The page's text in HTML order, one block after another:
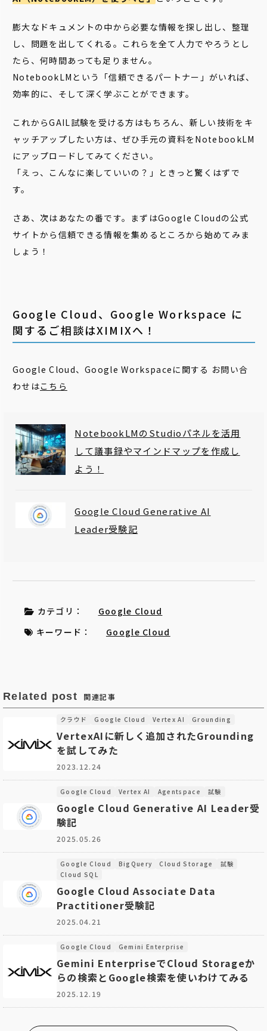
膨大なドキュメントの中から必要な情報を探し出し、整理
し、問題を出してくれる。これらを全て人力でやろうとし
たら、何時間あっても足りません。
NotebookLMという「信頼できるパートナー」がいれば、
効率的に、そして深く学ぶことができます。
これからGAIL試験を受ける方はもちろん、新しい技術をキ
ャッチアップしたい方は、ぜひ手元の資料をNotebookLM
にアップロードしてみてください。
「えっ、こんなに楽していいの？」ときっと驚くはずで
す。
さあ、次はあなたの番です。まずはGoogle Cloudの公式
サイトから信頼できる情報を集めるところから始めてみま
しょう！
Google Cloud、Google Workspace に
関するご相談はXIMIXへ！
Google Cloud、Google Workspaceに関する お問い合
わせはこちら
NotebookLMのStudioパネルを活用
して議事録やマインドマップを作成し
よう！
Google Cloud Generative AI
Leader受験記
カテゴリ：
Google Cloud
キーワード：
Google Cloud
Related post 関連記事
クラウド Google Cloud Vertex AI Grounding
VertexAIに新しく追加されたGrounding
を試してみた
2023.12.24
Google Cloud Vertex AI Agentspace 試験
Google Cloud Generative AI Leader受
験記
2025.05.26
Google Cloud BigQuery Cloud Storage
試験
Cloud SQL
Google Cloud Associate Data
Practitioner受験記
2025.04.21
Google Cloud Gemini Enterprise
Gemini EnterpriseでCloud Storageか
らの検索とGoogle検索を使いわけてみる
2025.12.19